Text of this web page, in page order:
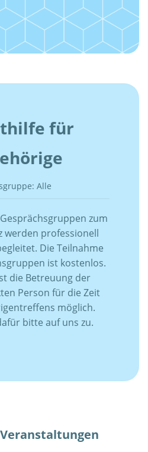
für
Alle
zum
werden professionell
Die Teilnahme
ist kostenlos.
die Betreuung der
Person für die Zeit
möglich.
bitte auf uns zu.